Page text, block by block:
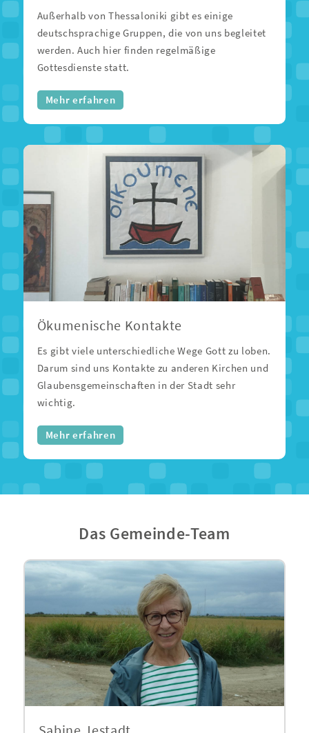
Außerhalb von Thessaloniki gibt es einige
deutschsprachige Gruppen, die von uns begleitet
werden. Auch hier finden regelmäßige
Gottesdienste statt.
Mehr erfahren
Ökumenische Kontakte
Es gibt viele unterschiedliche Wege Gott zu loben.
Darum sind uns Kontakte zu anderen Kirchen und
Glaubensgemeinschaften in der Stadt sehr
wichtig.
Mehr erfahren
Das Gemeinde-Team